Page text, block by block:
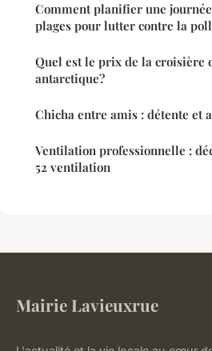
Comment planifier une
plages pour lutter contre la
Quel est le prix de la croisière
antarctique?
Chicha entre amis : détente et
Ventilation professionnelle :
52 ventilation
Mairie Lavieuxrue